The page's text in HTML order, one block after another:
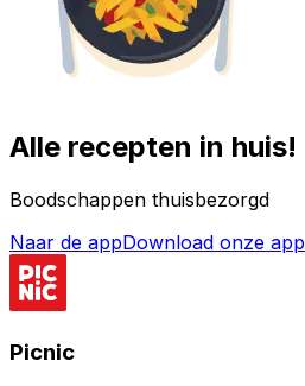
Alle recepten in huis!
Boodschappen thuisbezorgd
Naar de appDownload onze app
Picnic